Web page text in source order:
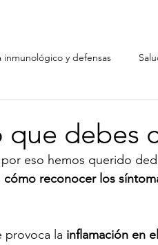
inmunológico y defensas
debes
eso hemos querido
cómo reconocer los
provoca la inflamación en